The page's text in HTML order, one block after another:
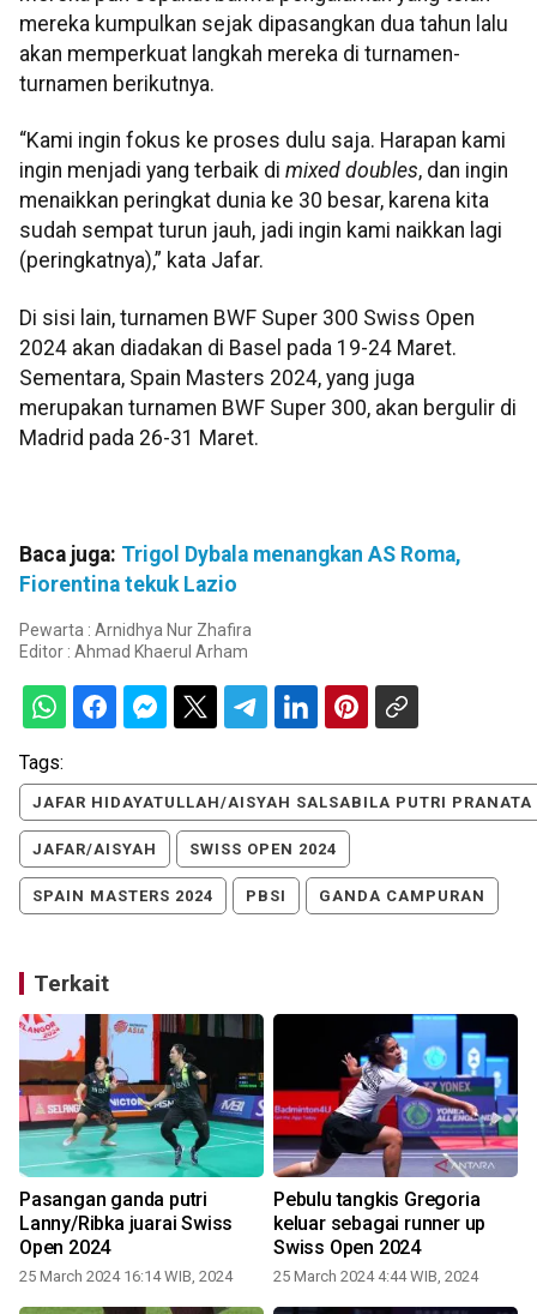
mereka kumpulkan sejak dipasangkan dua tahun lalu
akan memperkuat langkah mereka di turnamen-
turnamen berikutnya.
“Kami ingin fokus ke proses dulu saja. Harapan kami
ingin menjadi yang terbaik di mixed doubles, dan ingin
menaikkan peringkat dunia ke 30 besar, karena kita
sudah sempat turun jauh, jadi ingin kami naikkan lagi
(peringkatnya),” kata Jafar.
Di sisi lain, turnamen BWF Super 300 Swiss Open
2024 akan diadakan di Basel pada 19-24 Maret.
Sementara, Spain Masters 2024, yang juga
merupakan turnamen BWF Super 300, akan bergulir di
Madrid pada 26-31 Maret.
Baca juga: Trigol Dybala menangkan AS Roma,
Fiorentina tekuk Lazio
Pewarta : Arnidhya Nur Zhafira
Editor : Ahmad Khaerul Arham
Tags:
JAFAR HIDAYATULLAH/AISYAH SALSABILA PUTRI PRANATA
JAFAR/AISYAH SWISS OPEN 2024
SPAIN MASTERS 2024 PBSI GANDA CAMPURAN
Terkait
Pasangan ganda putri
Lanny/Ribka juarai Swiss
Open 2024
25 March 2024 16:14 WIB, 2024
Pebulu tangkis Gregoria
keluar sebagai runner up
Swiss Open 2024
25 March 2024 4:44 WIB, 2024